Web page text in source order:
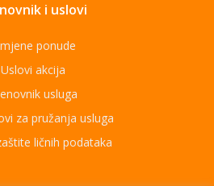
i uslovi
ponude
Uslovi akcija
usluga
za pružanja usluga
ličnih podataka